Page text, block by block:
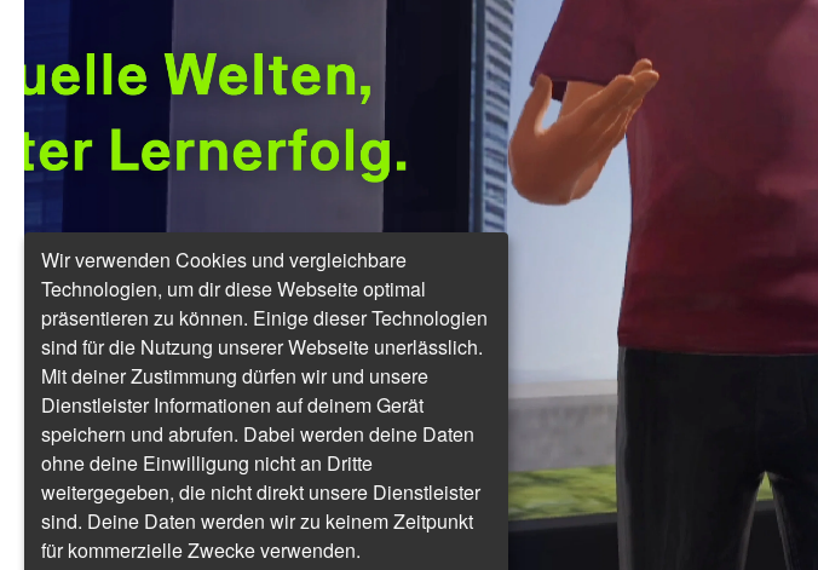
Wir verwenden Cookies und vergleichbare
Technologien, um dir diese Webseite optimal
präsentieren zu können. Einige dieser Technologien
sind für die Nutzung unserer Webseite unerlässlich.
Mit deiner Zustimmung dürfen wir und unsere
Dienstleister Informationen auf deinem Gerät
speichern und abrufen. Dabei werden deine Daten
ohne deine Einwilligung nicht an Dritte
weitergegeben, die nicht direkt unsere Dienstleister
sind. Deine Daten werden wir zu keinem Zeitpunkt
für kommerzielle Zwecke verwenden.